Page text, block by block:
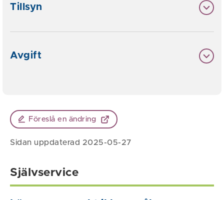
Tillsyn
Avgift
Föreslå en ändring
Sidan uppdaterad 2025-05-27
Självservice